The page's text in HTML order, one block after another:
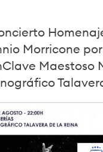
Morricone por
Maestoso